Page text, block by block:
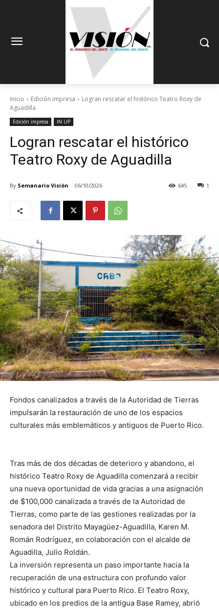
Inicio Edición impresa
Logran rescatar el histórico Teatro Roxy de
Aguadilla
Edición impresa IN UP
Logran rescatar el histórico
Teatro Roxy de Aguadilla
By Semanario Visión 06/10/2026 1
645
Fondos canalizados a través de la Autoridad de Tierras
impulsarán la restauración de uno de los espacios
culturales más emblemáticos y antiguos de Puerto Rico.
Tras más de dos décadas de deterioro y abandono, el
histórico Teatro Roxy de Aguadilla comenzará a recibir
una nueva oportunidad de vida gracias a una asignación
de $100,000 canalizada a través de la Autoridad de
Tierras, como parte de las gestiones realizadas por la
senadora del Distrito Mayagüez-Aguadilla, Karen M.
Román Rodríguez, en colaboración con el alcalde de
Aguadilla, Julio Roldán.
La inversión representa un paso importante hacia la
recuperación de una estructura con profundo valor
histórico y cultural para Puerto Rico. El Teatro Roxy,
ubicado en los predios de la antigua Base Ramey, abrió